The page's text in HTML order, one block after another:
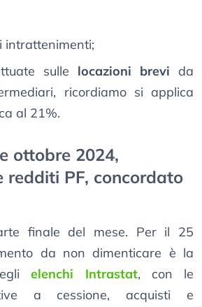
intrattenimenti;
sulle locazioni brevi da
ricordiamo si applica
al 21%.
ottobre 2024,
redditi PF, concordato
finale del mese. Per il 25
da non dimenticare è la
elenchi Intrastat, con le
a cessione, acquisti e